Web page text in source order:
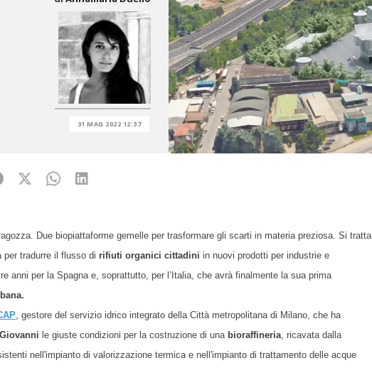
31 MAG 2022 12:37
Due biopiattaforme gemelle per trasformare gli scarti in materia preziosa. Si tratta
per tradurre il flusso di rifiuti organici cittadini in nuovi prodotti per industrie e
anni per la Spagna e, soprattutto, per l’Italia, che avrà finalmente la sua prima
, gestore del servizio idrico integrato della Città metropolitana di Milano, che ha
le giuste condizioni per la costruzione di una bioraffineria, ricavata dalla
nell'impianto di valorizzazione termica e nell'impianto di trattamento delle acque